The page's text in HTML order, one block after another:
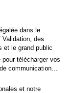
dans le
des
et le grand public
télécharger vos
communication…
et notre